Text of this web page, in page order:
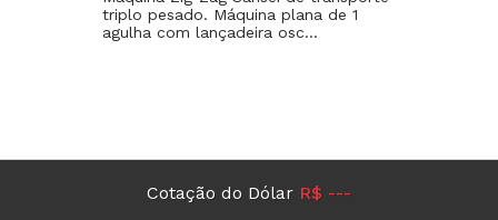
triplo pesado. Máquina plana de 1
agulha com lançadeira osc...
Cotação do Dólar R$ ---